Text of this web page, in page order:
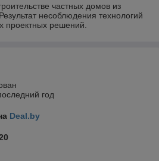
частных домов из
несоблюдения технологий
проектных решений.
год
Deal.by